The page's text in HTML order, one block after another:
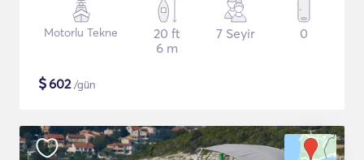
Motorlu Tekne
20 ft
6 m
7 Seyir 0
$602/gün